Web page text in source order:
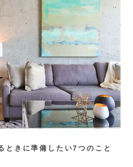
ときに準備したい7つのこと